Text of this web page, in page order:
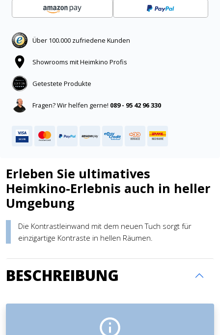
Über 100.000 zufriedene Kunden
Showrooms mit Heimkino Profis
Getestete Produkte
Fragen? Wir helfen gerne! 089 - 95 42 96 330
Erleben Sie ultimatives
Heimkino-Erlebnis auch in heller
Umgebung
Die Kontrastleinwand mit dem neuen Tuch sorgt für
einzigartige Kontraste in hellen Räumen.
BESCHREIBUNG